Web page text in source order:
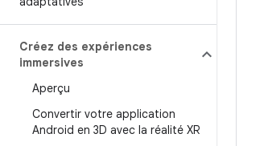
Créez des expériences
immersives
Aperçu
Convertir votre application
Android en 3D avec la réalité XR